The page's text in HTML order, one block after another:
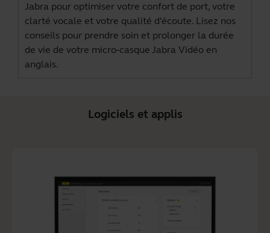
Jabra pour optimiser votre confort de port, votre
clarté vocale et votre qualité d'écoute. Lisez nos
conseils pour prendre soin et prolonger la durée
de vie de votre micro-casque Jabra Vidéo en
anglais.
Logiciels et applis